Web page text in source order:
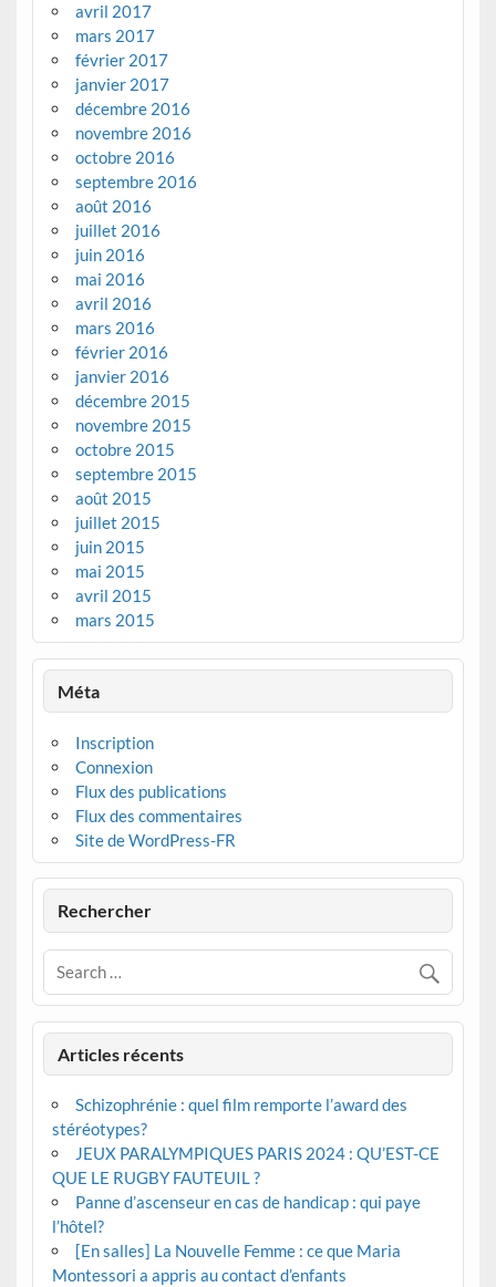
avril 2017
mars 2017
février 2017
janvier 2017
décembre 2016
novembre 2016
octobre 2016
septembre 2016
août 2016
juillet 2016
juin 2016
mai 2016
avril 2016
mars 2016
février 2016
janvier 2016
décembre 2015
novembre 2015
octobre 2015
septembre 2015
août 2015
juillet 2015
juin 2015
mai 2015
avril 2015
mars 2015
Méta
Inscription
Connexion
Flux des publications
Flux des commentaires
Site de WordPress-FR
Rechercher
Articles récents
Schizophrénie : quel film remporte l’award des
stéréotypes?
JEUX PARALYMPIQUES PARIS 2024 : QU’EST-CE
QUE LE RUGBY FAUTEUIL ?
Panne d’ascenseur en cas de handicap : qui paye
l’hôtel?
[En salles] La Nouvelle Femme : ce que Maria
Montessori a appris au contact d’enfants